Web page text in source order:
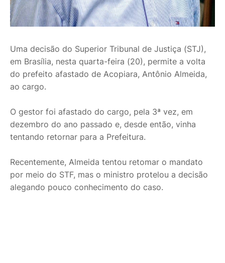
Uma decisão do Superior Tribunal de Justiça (STJ),
em Brasília, nesta quarta-feira (20), permite a volta
do prefeito afastado de Acopiara, Antônio Almeida,
ao cargo.
O gestor foi afastado do cargo, pela 3ª vez, em
dezembro do ano passado e, desde então, vinha
tentando retornar para a Prefeitura.
Recentemente, Almeida tentou retomar o mandato
por meio do STF, mas o ministro protelou a decisão
alegando pouco conhecimento do caso.